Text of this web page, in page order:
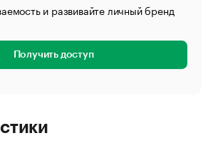
и развивайте личный бренд
Получить доступ